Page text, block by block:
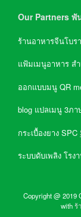
Our Partners พั
ร้านอาหารจีนโบ
แฟ้มเมนูอาหาร สำ
ออกแบบมนู QR
blog แปลเมนู 3ภา
กระเบื้องยาง SPC
ระบบดับเพลิง โรง
Copyright @ 2019
withร้